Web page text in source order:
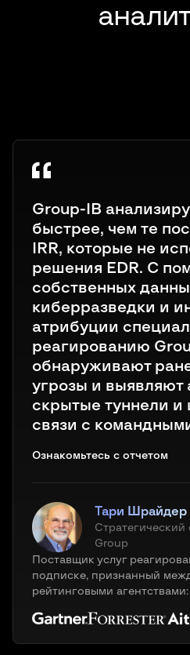
Узнать больше
Digital Forensics and Incident
компания Group-IB была
представительным
Поставщик услуг
подписке, признанный
рейтинговыми агентствами:
Group-IB
быстрее, чем те
IRR, которые не
решения EDR. С
собственных
киберразведки и
атрибуции
реагированию
обнаруживают
угрозы и выявляют
скрытые туннели и
связи с
Ознакомьтесь с отчетом
Тари Шрайдер
Стратегический
Group
Поставщик услуг
подписке, признанный
рейтинговыми агентствами:
Узнать больше
Digital Forensics and Incident
компания Group-IB была
представительным
Поставщик услуг
подписке, признанный
рейтинговыми агентствами:
Ознакомьтесь с отчетом
Тари Шрайдер
Стратегический
Group
Поставщик услуг
подписке, признанный
рейтинговыми агентствами: